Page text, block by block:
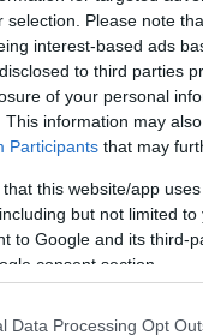
selection. Please note
interest-based ads
to third parties
of your personal
This information may
Participants that may
this website/app
but not limited
to Google and its third-
consent section.
Data Processing Opt
FADED +
DALLISTÁJA
erősítő, a poszt-punk/new
Hands párosa, a
Friedman 2010
itt…